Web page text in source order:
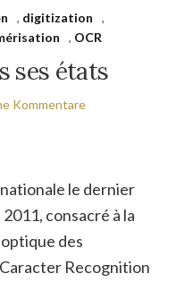
, digitization
,
, OCR
ses états
Kommentare
le dernier
consacré à la
des
Recognition